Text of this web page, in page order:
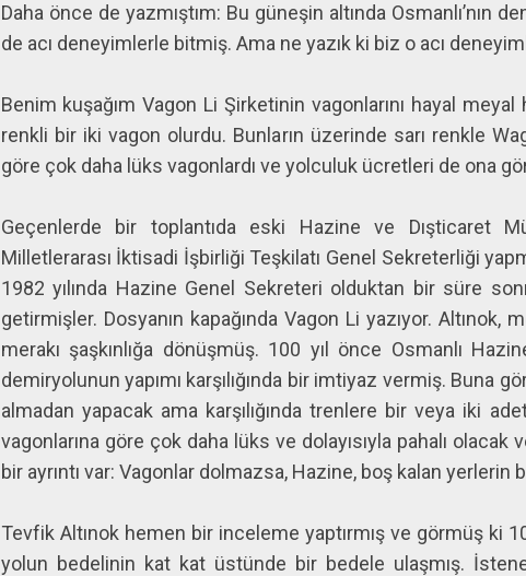
Daha önce de yazmıştım: Bu güneşin altında Osmanlı’nın
de acı deneyimlerle bitmiş. Ama ne yazık ki biz o acı
Benim kuşağım Vagon Li Şirketinin vagonlarını hayal
renkli bir iki vagon olurdu. Bunların üzerinde sarı renkle
göre çok daha lüks vagonlardı ve yolculuk ücretleri de ona
Geçenlerde bir toplantıda eski Hazine ve Dışticaret
Milletlerarası İktisadi İşbirliği Teşkilatı Genel Sekreterliği
1982 yılında Hazine Genel Sekreteri olduktan bir süre
getirmişler. Dosyanın kapağında Vagon Li yazıyor. Altınok,
merakı şaşkınlığa dönüşmüş. 100 yıl önce Osmanlı
demiryolunun yapımı karşılığında bir imtiyaz vermiş. Buna
almadan yapacak ama karşılığında trenlere bir veya iki
vagonlarına göre çok daha lüks ve dolayısıyla pahalı
bir ayrıntı var: Vagonlar dolmazsa, Hazine, boş kalan yerlerin
Tevfik Altınok hemen bir inceleme yaptırmış ve görmüş ki
yolun bedelinin kat kat üstünde bir bedele ulaşmış.